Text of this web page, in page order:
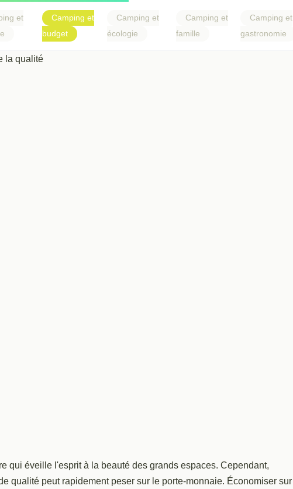
et
Camping et
budget
Camping et
écologie
Camping et
famille
Camping et
gastronomie
votre matériel
qui éveille l'esprit à la beauté des grands espaces. Cependant,
qualité peut rapidement peser sur le porte-monnaie. Économiser sur